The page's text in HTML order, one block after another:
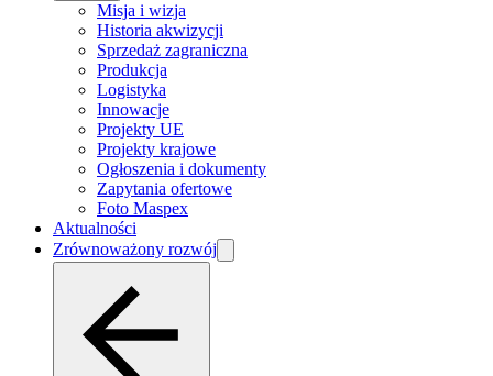
Misja i wizja
Historia akwizycji
Sprzedaż zagraniczna
Produkcja
Logistyka
Innowacje
Projekty UE
Projekty krajowe
Ogłoszenia i dokumenty
Zapytania ofertowe
Foto Maspex
Aktualności
Zrównoważony rozwój